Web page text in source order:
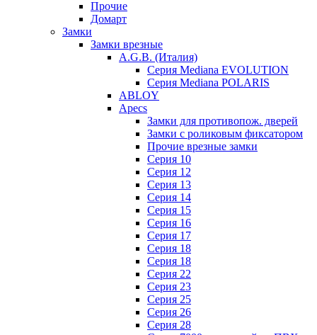
Прочие
Домарт
Замки
Замки врезные
A.G.B. (Италия)
Серия Mediana EVOLUTION
Серия Mediana POLARIS
ABLOY
Apecs
Замки для противопож. дверей
Замки с роликовым фиксатором
Прочие врезные замки
Серия 10
Серия 12
Серия 13
Серия 14
Серия 15
Серия 16
Серия 17
Серия 18
Серия 18
Серия 22
Серия 23
Серия 25
Серия 26
Серия 28